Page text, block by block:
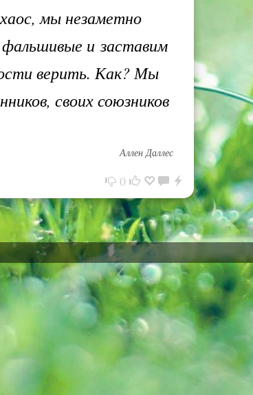
мы незаметно
и заставим
верить. Как? Мы
своих союзников
Аллен Даллес
0